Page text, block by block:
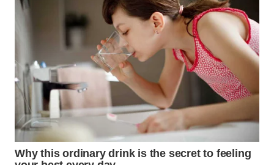
SEMARANG
WN
SOLO
WN
BOROBUDUR